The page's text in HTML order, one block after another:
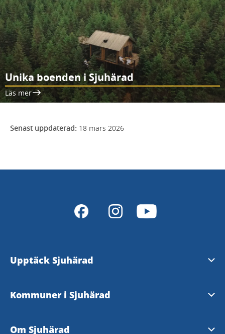
Unika boenden i Sjuhärad
Läs mer
Senast uppdaterad: 18 mars 2026
Upptäck Sjuhärad
Natur & Friluftsliv
Kommuner i Sjuhärad
Bollebygd
Om Sjuhärad